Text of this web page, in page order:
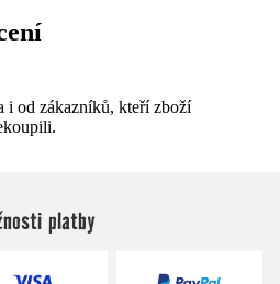
i od zákazníků, kteří zboží
platby